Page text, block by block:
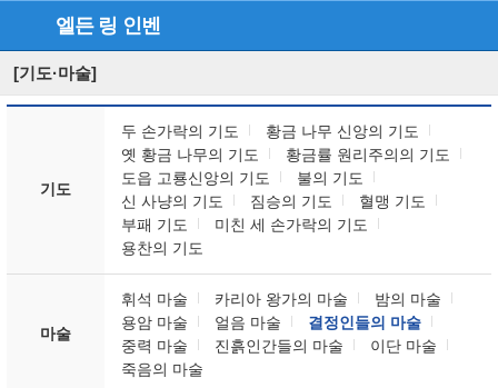
엘든 링 인벤
[기도·마술]
기도
두 손가락의 기도
황금 나무 신앙의 기도
옛 황금 나무의 기도
황금률 원리주의의 기도
도읍 고룡신앙의 기도
불의 기도
신 사냥의 기도
짐승의 기도
혈맹 기도
부패 기도
미친 세 손가락의 기도
용찬의 기도
마술
휘석 마술 카리아 왕가의 마술
밤의 마술
용암 마술
얼음 마술
결정인들의 마술
중력 마술
진흙인간들의 마술
이단 마술
죽음의 마술